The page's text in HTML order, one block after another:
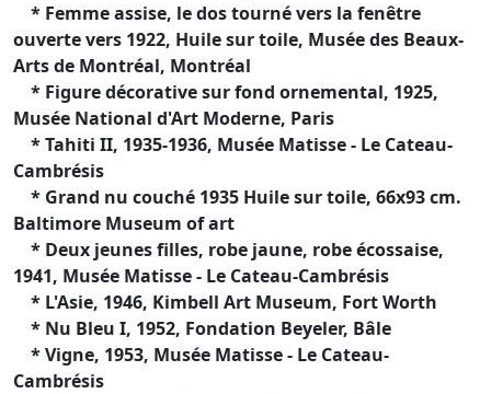
* Femme assise, le dos tourné vers la fenêtre
ouverte vers 1922, Huile sur toile, Musée des Beaux-
Arts de Montréal, Montréal
* Figure décorative sur fond ornemental, 1925,
Musée National d'Art Moderne, Paris
* Tahiti II, 1935-1936, Musée Matisse - Le Cateau-
Cambrésis
* Grand nu couché 1935 Huile sur toile, 66x93 cm.
Baltimore Museum of art
* Deux jeunes filles, robe jaune, robe écossaise,
1941, Musée Matisse - Le Cateau-Cambrésis
* L'Asie, 1946, Kimbell Art Museum, Fort Worth
* Nu Bleu I, 1952, Fondation Beyeler, Bâle
* Vigne, 1953, Musée Matisse - Le Cateau-
Cambrésis